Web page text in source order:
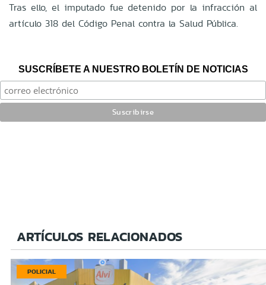
Tras ello, el imputado fue detenido por la infracción al
artículo 318 del Código Penal contra la Salud Pública.
SUSCRÍBETE A NUESTRO BOLETÍN DE NOTICIAS
ARTÍCULOS RELACIONADOS
POLICIAL